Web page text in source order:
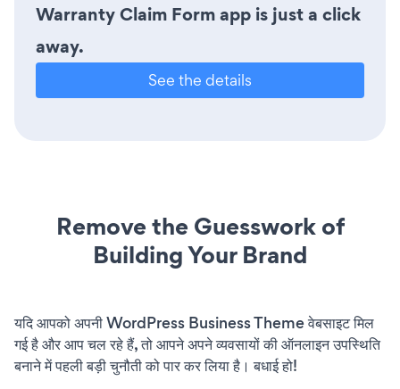
Warranty Claim Form app is just a click
away.
See the details
Remove the Guesswork of
Building Your Brand
यदि आपको अपनी WordPress Business Theme वेबसाइट मिल
गई है और आप चल रहे हैं, तो आपने अपने व्यवसायों की ऑनलाइन उपस्थिति
बनाने में पहली बड़ी चुनौती को पार कर लिया है। बधाई हो!